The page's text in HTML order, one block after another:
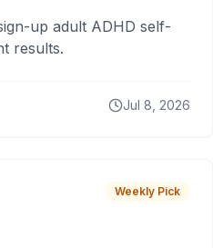
up adult ADHD self-
results.
Jul 8, 2026
Weekly Pick